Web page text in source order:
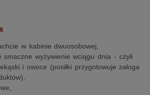
w kabinie dwuosobowej,
smaczne wyżywienie wciągu dnia - czyli
i owoce (posiłki przygotowuje załoga